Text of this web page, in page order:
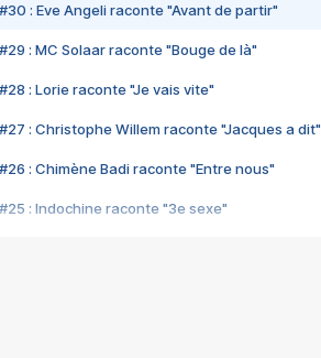
#30 : Eve Angeli raconte "Avant de partir"
#29 : MC Solaar raconte "Bouge de là"
#28 : Lorie raconte "Je vais vite"
#27 : Christophe Willem raconte "Jacques a dit"
#26 : Chimène Badi raconte "Entre nous"
#25 : Indochine raconte "3e sexe"